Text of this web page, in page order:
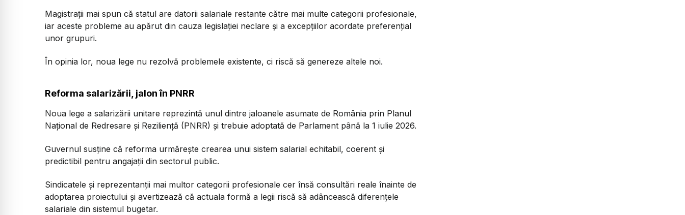
Magistrații mai spun că statul are datorii salariale restante către mai multe categorii profesionale,
iar aceste probleme au apărut din cauza legislației neclare și a excepțiilor acordate preferențial
unor grupuri.
În opinia lor, noua lege nu rezolvă problemele existente, ci riscă să genereze altele noi.
Reforma salarizării, jalon în PNRR
Noua lege a salarizării unitare reprezintă unul dintre jaloanele asumate de România prin Planul
Național de Redresare și Reziliență (PNRR) și trebuie adoptată de Parlament până la 1 iulie 2026.
Guvernul susține că reforma urmărește crearea unui sistem salarial echitabil, coerent și
predictibil pentru angajații din sectorul public.
Sindicatele și reprezentanții mai multor categorii profesionale cer însă consultări reale înainte de
adoptarea proiectului și avertizează că actuala formă a legii riscă să adâncească diferențele
salariale din sistemul bugetar.